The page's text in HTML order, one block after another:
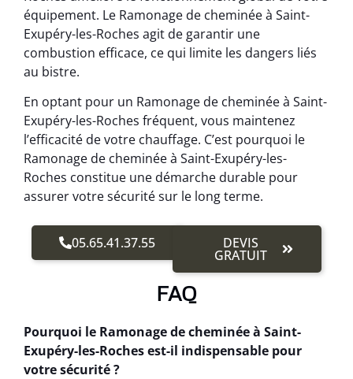
équipement. Le Ramonage de cheminée à Saint-
Exupéry-les-Roches agit de garantir une
combustion efficace, ce qui limite les dangers liés
au bistre.
En optant pour un Ramonage de cheminée à Saint-
Exupéry-les-Roches fréquent, vous maintenez
l’efficacité de votre chauffage. C’est pourquoi le
Ramonage de cheminée à Saint-Exupéry-les-
Roches constitue une démarche durable pour
assurer votre sécurité sur le long terme.
05.65.41.37.55 DEVIS
GRATUIT
FAQ
Pourquoi le Ramonage de cheminée à Saint-
Exupéry-les-Roches est-il indispensable pour
votre sécurité ?